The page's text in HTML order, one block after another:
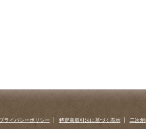
ライバシーポリシー 特定商取引法に基づく表示 二次